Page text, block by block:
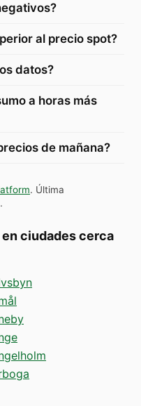
al precio spot?
datos?
a horas más
de mañana?
. Última
ciudades cerca